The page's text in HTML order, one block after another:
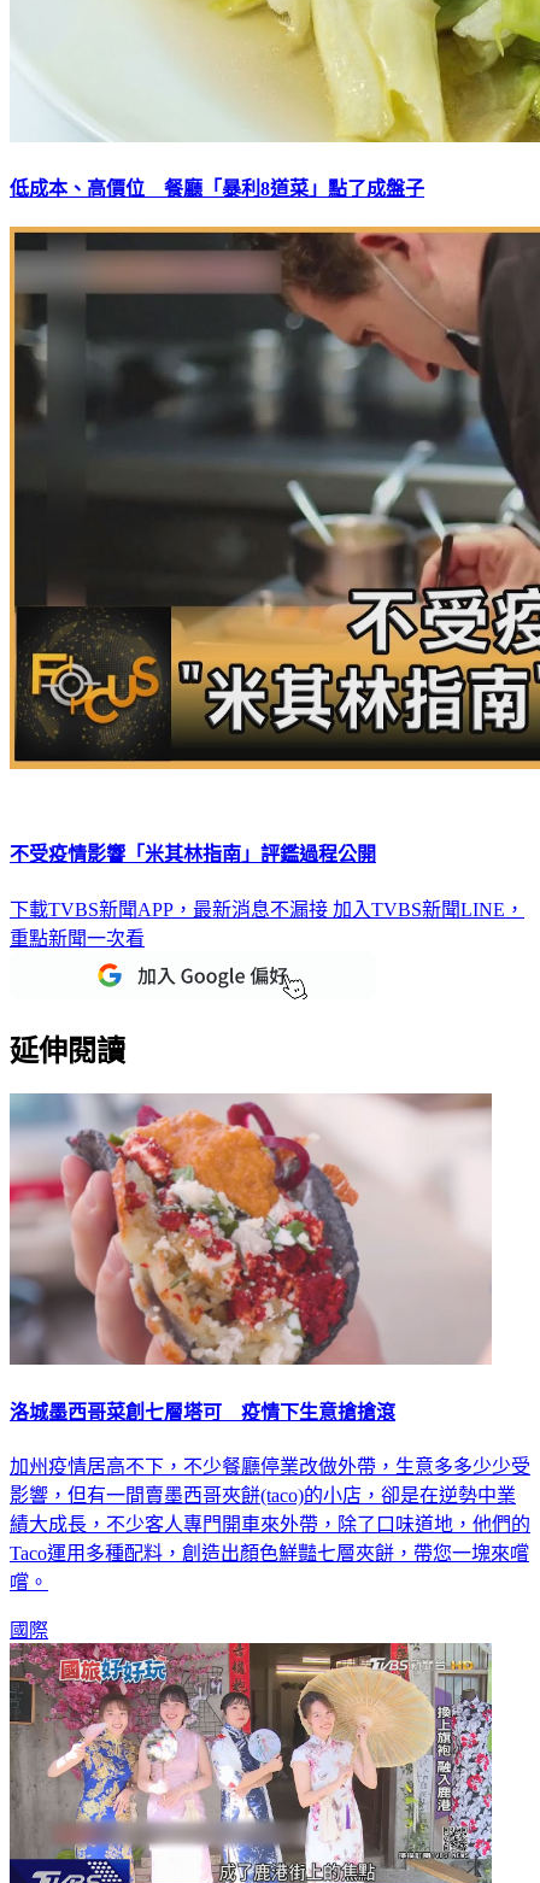
低成本、高價位 餐廳「暴利8道菜」點了成盤子
不受疫情影響「米其林指南」評鑑過程公開
下載TVBS新聞APP，最新消息不漏接 加入TVBS新聞LINE，
重點新聞一次看
延伸閱讀
洛城墨西哥菜創七層塔可 疫情下生意搶搶滾
加州疫情居高不下，不少餐廳停業改做外帶，生意多多少少受
影響，但有一間賣墨西哥夾餅(taco)的小店，卻是在逆勢中業
績大成長，不少客人專門開車來外帶，除了口味道地，他們的
Taco運用多種配料，創造出顏色鮮豔七層夾餅，帶您一塊來嚐
嚐。
國際